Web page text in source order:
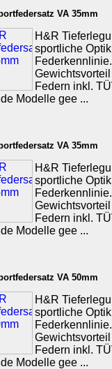
VA 35mm
H&R
sportliche
Federn inkl.
Modelle gee ...
VA 35mm
H&R
sportliche
Federn inkl.
Modelle gee ...
VA 50mm
H&R
sportliche
Federn inkl.
Modelle gee ...